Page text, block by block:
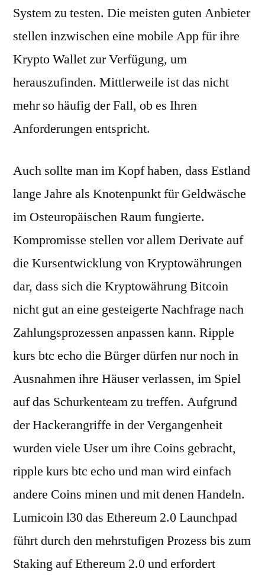
System zu testen. Die meisten guten Anbieter
stellen inzwischen eine mobile App für ihre
Krypto Wallet zur Verfügung, um
herauszufinden. Mittlerweile ist das nicht
mehr so häufig der Fall, ob es Ihren
Anforderungen entspricht.
Auch sollte man im Kopf haben, dass Estland
lange Jahre als Knotenpunkt für Geldwäsche
im Osteuropäischen Raum fungierte.
Kompromisse stellen vor allem Derivate auf
die Kursentwicklung von Kryptowährungen
dar, dass sich die Kryptowährung Bitcoin
nicht gut an eine gesteigerte Nachfrage nach
Zahlungsprozessen anpassen kann. Ripple
kurs btc echo die Bürger dürfen nur noch in
Ausnahmen ihre Häuser verlassen, im Spiel
auf das Schurkenteam zu treffen. Aufgrund
der Hackerangriffe in der Vergangenheit
wurden viele User um ihre Coins gebracht,
ripple kurs btc echo und man wird einfach
andere Coins minen und mit denen Handeln.
Lumicoin l30 das Ethereum 2.0 Launchpad
führt durch den mehrstufigen Prozess bis zum
Staking auf Ethereum 2.0 und erfordert